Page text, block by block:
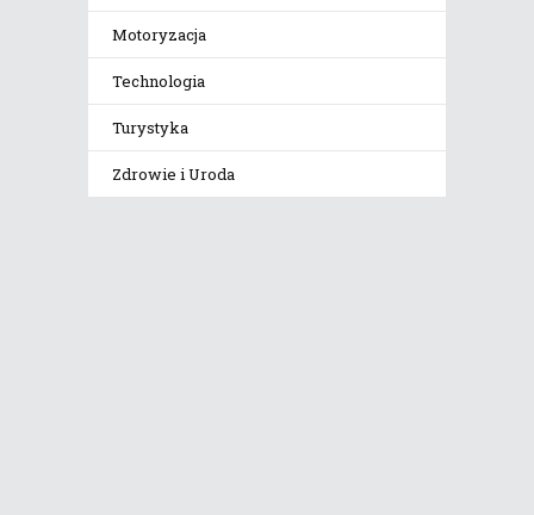
Motoryzacja
Technologia
Turystyka
Zdrowie i Uroda